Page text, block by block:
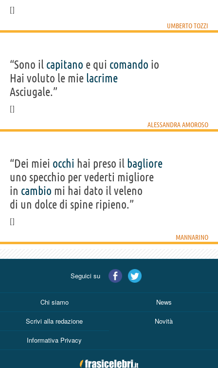
UMBERTO TOZZI
“Sono il capitano e qui comando io
Hai voluto le mie lacrime
Asciugale.”
ALESSANDRA AMOROSO
“Dei miei occhi hai preso il bagliore
uno specchio per vederti migliore
in cambio mi hai dato il veleno
di un dolce di spine ripieno.”
MANNARINO
Seguici su
Chi siamo News
Scrivi alla redazione Novità
Informativa Privacy